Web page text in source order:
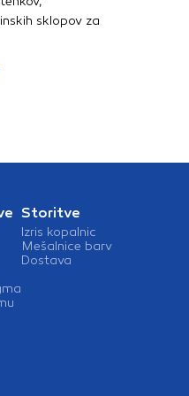
takšnih okoljih
38 mm
sklopov za
Storitve
Izris kopalnic
Mešalnice barv
Dostava